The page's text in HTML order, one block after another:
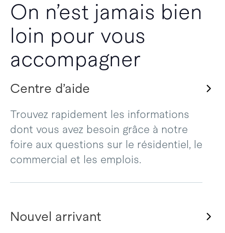
On n’est jamais bien
loin pour vous
accompagner
Centre d’aide
Trouvez rapidement les informations
dont vous avez besoin grâce à notre
foire aux questions sur le résidentiel, le
commercial et les emplois.
Nouvel arrivant